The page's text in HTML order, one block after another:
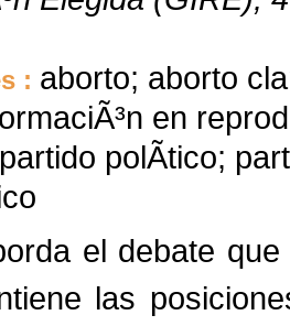
: aborto; aborto
en
polÃ­tico;
el debate
las